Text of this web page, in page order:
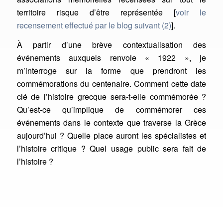
territoire risque d’être représentée [voir le
recensement effectué par le blog suivant (2)].
À partir d’une brève contextualisation des
événements auxquels renvoie « 1922 », je
m’interroge sur la forme que prendront les
commémorations du centenaire. Comment cette date
clé de l’histoire grecque sera-t-elle commémorée ?
Qu’est-ce qu’implique de commémorer ces
événements dans le contexte que traverse la Grèce
aujourd’hui ? Quelle place auront les spécialistes et
l’histoire critique ? Quel usage public sera fait de
l’histoire ?